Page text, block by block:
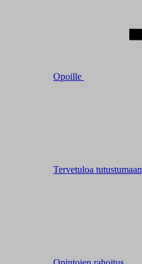
Opoille
Tervetuloa tutustumaan